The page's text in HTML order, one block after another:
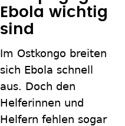
Ebola wichtig
sind
Im Ostkongo breiten
sich Ebola schnell
aus. Doch den
Helferinnen und
Helfern fehlen sogar